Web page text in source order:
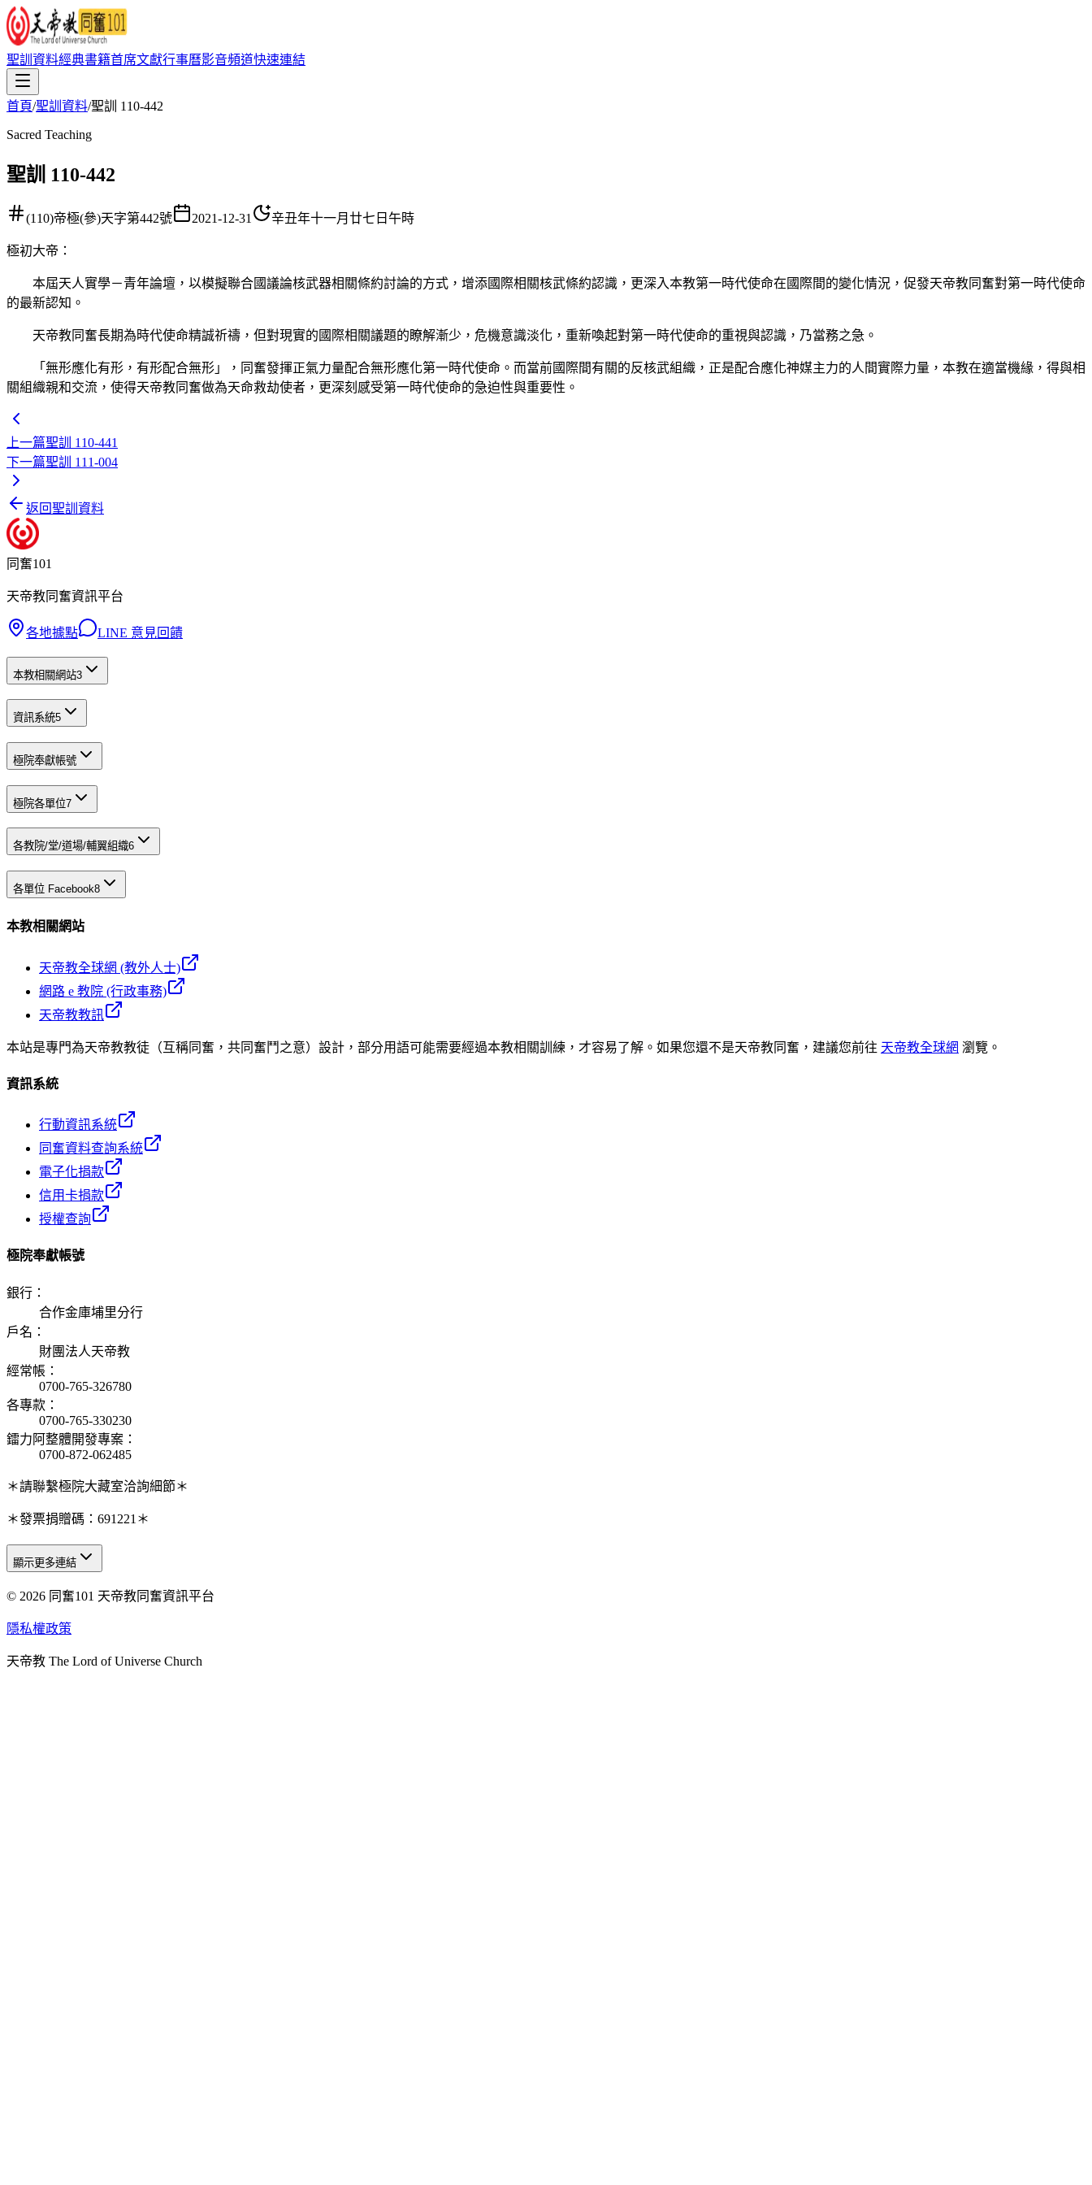
聖訓資料經典書籍首席文獻行事曆影音頻道快速連結
首頁/聖訓資料/聖訓 110-442
Sacred Teaching
聖訓 110-442
(110)帝極(參)天字第442號 2021-12-31 辛丑年十一月廿七日午時
極初大帝 ：
本屆天人實學－青年論壇，以模擬聯合國議論核武器相關條約討論的方式，增添國際相關核武條約認識，更深入本教第一時代使命在國際間的變化情況，促發天帝教同奮對第一時代使命
的最新認知。
天帝教同奮長期為時代使命精誠祈禱，但對現實的國際相關議題的瞭解漸少，危機意識淡化，重新喚起對第一時代使命的重視與認識，乃當務之急。
「無形應化有形，有形配合無形」，同奮發揮正氣力量配合無形應化第一時代使命。而當前國際間有關的反核武組織，正是配合應化神媒主力的人間實際力量，本教在適當機緣，得與相
關組織親和交流，使得天帝教同奮做為天命救劫使者，更深刻感受第一時代使命的急迫性與重要性。
上一篇聖訓 110-441
下一篇聖訓 111-004
返回聖訓資料
同奮101
天帝教同奮資訊平台
各地據點 LINE 意見回饋
本教相關網站3
資訊系統5
極院奉獻帳號
極院各單位7
各教院/堂/道場/輔翼組織6
各單位 Facebook8
本教相關網站
天帝教全球網 (教外人士)
網路 e 教院 (行政事務)
天帝教教訊
本站是專門為天帝教教徒（互稱同奮，共同奮鬥之意）設計，部分用語可能需要經過本教相關訓練，才容易了解。如果您還不是天帝教同奮，建議您前往 天帝教全球網 瀏覽。
資訊系統
行動資訊系統
同奮資料查詢系統
電子化捐款
信用卡捐款
授權查詢
極院奉獻帳號
銀行 ：
合作金庫埔里分行
戶名 ：
財團法人天帝教
經常帳 ：
0700-765-326780
各專款 ：
0700-765-330230
鐳力阿整體開發專案 ：
0700-872-062485
＊請聯繫極院大藏室洽詢細節＊
＊發票捐贈碼：691221＊
天人研究總院
天人研究學院
天人炁功院
顯示更多連結
© 2026 同奮101 天帝教同奮資訊平台
隱私權政策
天帝教 The Lord of Universe Church